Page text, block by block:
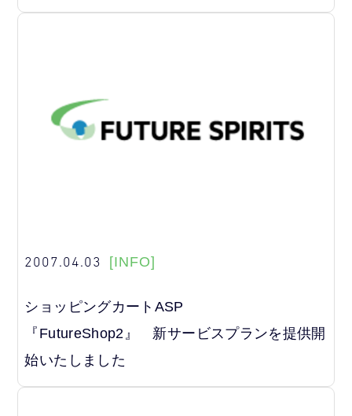
2007.04.03 [INFO]
ショッピングカートASP
『FutureShop2』 新サービスプランを提供開
始いたしました